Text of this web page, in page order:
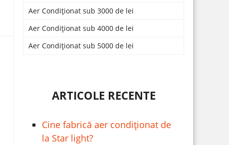
n
i
t
Aer Condiționat sub 3000 de lei
Aer Condiționat sub 4000 de lei
Aer Condiționat sub 5000 de lei
ARTICOLE RECENTE
Cine fabrică aer condiționat de
la Star light?